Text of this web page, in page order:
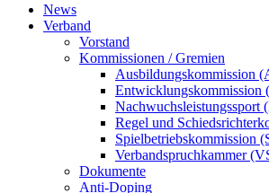
News
Verband
Vorstand
Kommissionen / Gremien
Ausbildungskommission
Entwicklungskommission
Nachwuchsleistungssport
Regel und
Spielbetriebskommission
Verbandspruchkammer
Dokumente
Anti-Doping